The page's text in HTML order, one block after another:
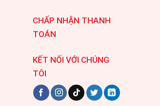
CHẤP NHẬN THANH
TOÁN
KẾT NỐI VỚI CHÚNG
TÔI